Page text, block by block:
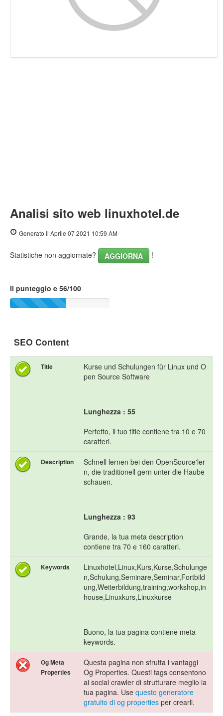
Documento
Analisi sito web linuxhotel.de
Generato il Aprile 07 2021 10:59 AM
Statistiche non aggiornate? AGGIORNA !
Il punteggio e 56/100
SEO Content
Title
Kurse und Schulungen für Linux und O
pen Source Software
Lunghezza : 55
Perfetto, il tuo title contiene tra 10 e 70
caratteri.
Description
Schnell lernen bei den OpenSource'ler
n, die traditionell gern unter die Haube
schauen.
Lunghezza : 93
Grande, la tua meta description
contiene tra 70 e 160 caratteri.
Keywords
Linuxhotel,Linux,Kurs,Kurse,Schulunge
n,Schulung,Seminare,Seminar,Fortbild
ung,Weiterbildung,training,workshop,in
house,Linuxkurs,Linuxkurse
Buono, la tua pagina contiene meta
keywords.
Og Meta
Properties
Questa pagina non sfrutta i vantaggi
Og Properties. Questi tags consentono
ai social crawler di strutturare meglio la
tua pagina. Use questo generatore
gratuito di og properties per crearli.